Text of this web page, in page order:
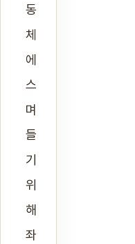
동
체
에
스
며
들
기
위
해
좌